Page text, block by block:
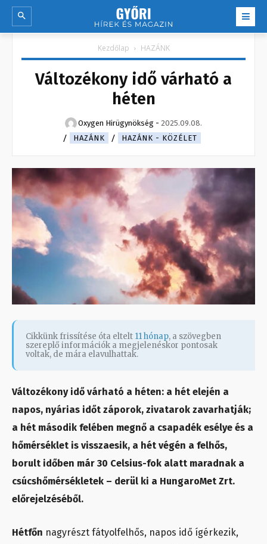
Kezdőlap HAZÁNK
Változékony idő várható a
héten
Oxygen Hirügynökség - 2025.09.08.
HAZÁNK
HAZÁNK - KÖZÉLET
Cikkünk frissítése óta eltelt 11 hónap, a szövegben
szereplő információk a megjelenéskor pontosak
voltak, de mára elavulhattak.
Változékony idő várható a héten: a hét elején a
napos, nyárias időt záporok, zivatarok zavarhatják;
a hét második felében megnő a csapadék esélye és a
hőmérséklet is visszaesik, a hét végén a felhős,
borult időben már 30 Celsius-fok alatt maradnak a
csúcshőmérsékletek – derül ki a HungaroMet Zrt.
előrejelzéséből.
Hétfőn nagyrészt fátyolfelhős, napos idő ígérkezik,